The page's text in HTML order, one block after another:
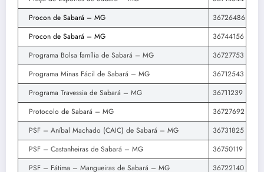
Procon de Sabará – MG
36726486
Procon de Sabará – MG
36744156
Programa Bolsa família de Sabará – MG
36727753
Programa Minas Fácil de Sabará – MG
36712543
Programa Travessia de Sabará – MG
36711239
Protocolo de Sabará – MG
36727692
PSF – Aníbal Machado (CAIC) de Sabará – MG
36731825
PSF – Castanheiras de Sabará – MG
36750119
PSF – Fátima – Mangueiras de Sabará – MG
36722140